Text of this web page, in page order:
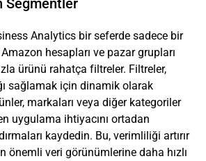
Segmentler
Analytics bir seferde sadece bir
hesapları ve pazar grupları
ürünü rahatça filtreler. Filtreler,
sağlamak için dinamik olarak
markaları veya diğer kategoriler
uygulama ihtiyacını ortadan
kaydedin. Bu, verimliliği artırır
önemli veri görünümlerine daha hızlı